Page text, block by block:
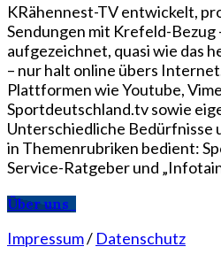
KRähennest-TV entwickelt,
Sendungen mit Krefeld-
aufgezeichnet, quasi wie das
– nur halt online übers
Plattformen wie Youtube,
Sportdeutschland.tv sowie
Unterschiedliche Bedürfnisse
in Themenrubriken bedient:
Service-Ratgeber und
Über uns
Impressum/ Datenschutz